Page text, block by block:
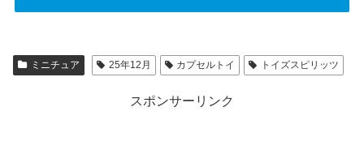
ミニチュア 25年12月 カプセルトイ トイズスピリッツ
スポンサーリンク